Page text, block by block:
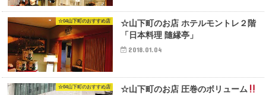
☆04山下町のおすすめ店
☆山下町のお店 ホテルモントレ２階
「日本料理 隨縁亭」
2018.01.04
☆04山下町のおすすめ店
☆山下町のお店 圧巻のボリューム